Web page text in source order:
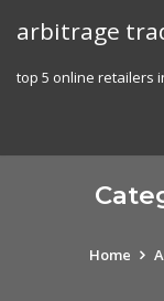
arbitrage
top 5 online retailers
Home